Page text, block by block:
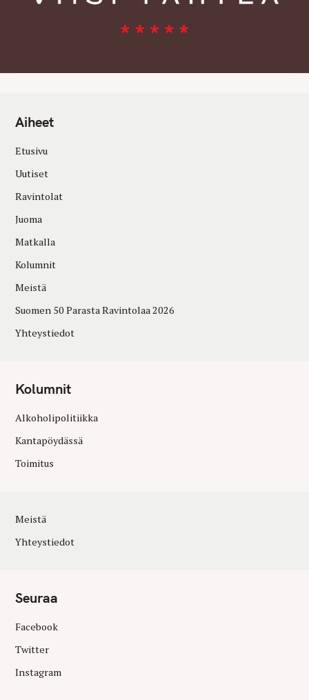
Aiheet
Etusivu
Uutiset
Ravintolat
Juoma
Matkalla
Kolumnit
Meistä
Suomen 50 Parasta Ravintolaa 2026
Yhteystiedot
Kolumnit
Alkoholipolitiikka
Kantapöydässä
Toimitus
Meistä
Yhteystiedot
Seuraa
Facebook
Twitter
Instagram